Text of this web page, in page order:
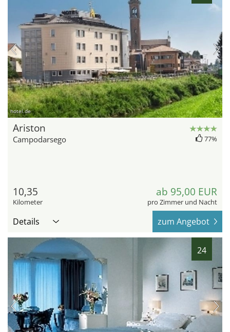
hotel.de
Ariston
Campodarsego 77%
10,35
Kilometer
ab 95,00 EUR
pro Zimmer und Nacht
Details zum Angebot
24